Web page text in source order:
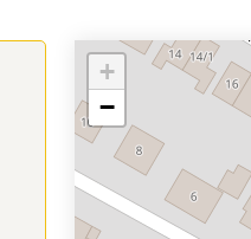
+
−